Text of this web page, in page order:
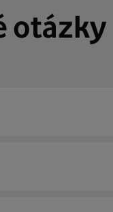
otázky
několika